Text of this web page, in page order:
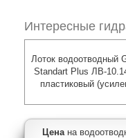
Интересные
Лоток водоотводный
Standart Plus ЛВ-
пластиковый
Цена на